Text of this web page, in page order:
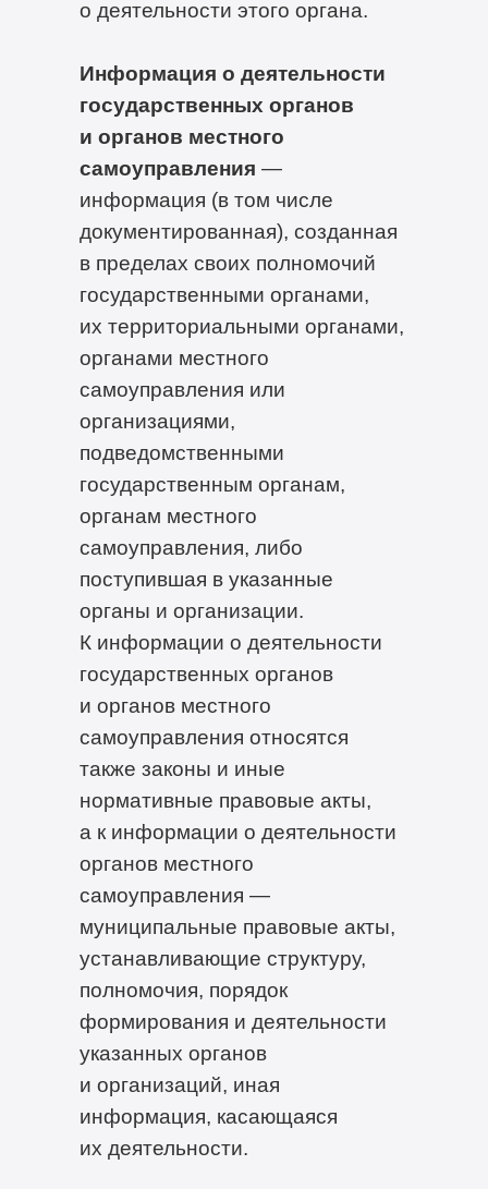
о деятельности этого органа.
Информация о деятельности
государственных органов
и органов местного
самоуправления —
информация (в том числе
документированная), созданная
в пределах своих полномочий
государственными органами,
их территориальными органами,
органами местного
самоуправления или
организациями,
подведомственными
государственным органам,
органам местного
самоуправления, либо
поступившая в указанные
органы и организации.
К информации о деятельности
государственных органов
и органов местного
самоуправления относятся
также законы и иные
нормативные правовые акты,
а к информации о деятельности
органов местного
самоуправления —
муниципальные правовые акты,
устанавливающие структуру,
полномочия, порядок
формирования и деятельности
указанных органов
и организаций, иная
информация, касающаяся
их деятельности.